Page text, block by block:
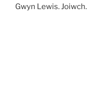
Gwyn Lewis. Joiwch.